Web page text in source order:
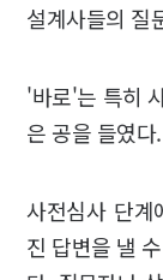
설계사들의 질
'바로'는 특히
은 공을 들였다.
사전심사 단계
진 답변을 낼